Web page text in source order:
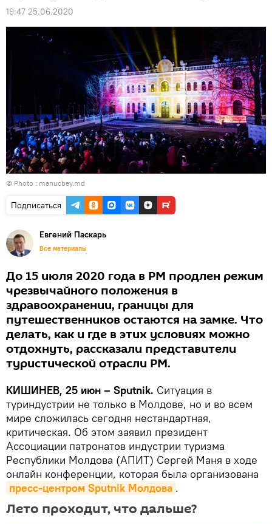
19:47 25.06.2020
© Photo : manucbey.md
Подписаться
Евгений Паскарь
Все материалы
До 15 июля 2020 года в РМ продлен режим
чрезвычайного положения в
здравоохранении, границы для
путешественников остаются на замке. Что
делать, как и где в этих условиях можно
отдохнуть, рассказали представители
туристической отрасли РМ.
КИШИНЕВ, 25 июн – Sputnik. Ситуация в
туриндустрии не только в Молдове, но и во всем
мире сложилась сегодня нестандартная,
критическая. Об этом заявил президент
Ассоциации патронатов индустрии туризма
Республики Молдова (АПИТ) Сергей Маня в ходе
онлайн конференции, которая была организована
пресс-центром Sputnik Молдова .
Лето проходит, что дальше?